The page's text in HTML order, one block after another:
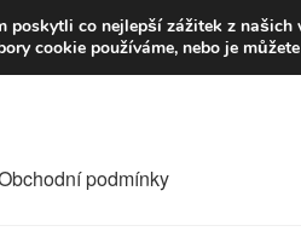
podmínky
poskytli co nejlepší zážitek z našich
cookie používáme, nebo je